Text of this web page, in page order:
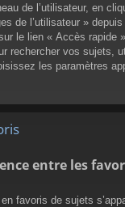
de l’utilisateur, en
de l’utilisateur »
le lien « Accès rapide
rechercher vos sujets,
les paramètres
entre les
favoris de sujets